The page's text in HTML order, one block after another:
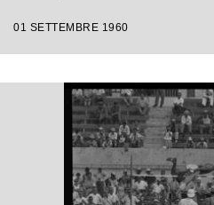
01 SETTEMBRE 1960